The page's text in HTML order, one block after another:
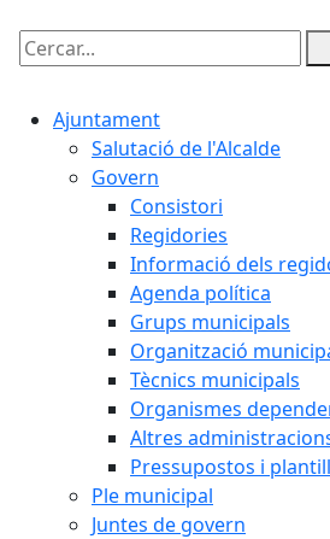
Cercar:
Ajuntament
Salutació de l'Alcalde
Govern
Consistori
Regidories
Informació dels
Agenda política
Grups municipals
Organització
Tècnics municipals
Organismes
Altres
Pressupostos i
Ple municipal
Juntes de govern